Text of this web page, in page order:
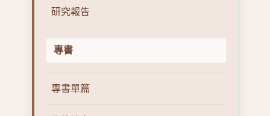
研究報告
專書
專書單篇